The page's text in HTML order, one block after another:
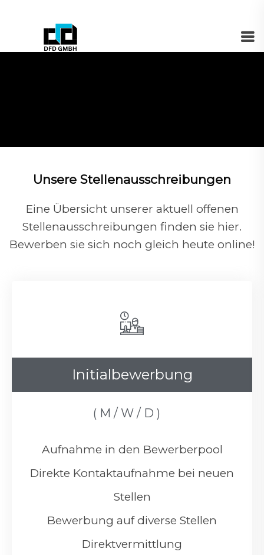
Unsere Stellenausschreibungen
Eine Übersicht unserer aktuell offenen
Stellenausschreibungen finden sie hier.
Bewerben sie sich noch gleich heute online!
Initialbewerbung
( M / W / D )
Aufnahme in den Bewerberpool
Direkte Kontaktaufnahme bei neuen
Stellen
Bewerbung auf diverse Stellen
Direktvermittlung